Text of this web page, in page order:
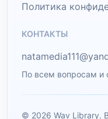
Политика
КОНТАКТЫ
По всем вопросам и
© 2026 Wav Library.